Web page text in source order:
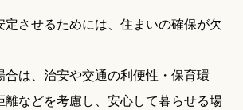
させるためには、住まいの確保が欠
合は、治安や交通の利便性・保育環
離などを考慮し、安心して暮らせる場